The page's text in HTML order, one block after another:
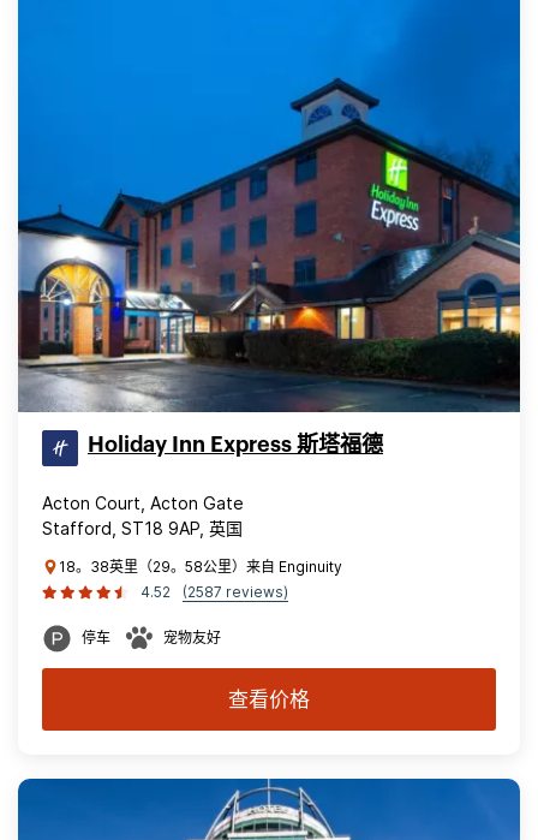
Holiday Inn Express 斯塔福德
Acton Court, Acton Gate
Stafford, ST18 9AP, 英国
18。38英里（29。58公里）来自 Enginuity
4.52
(2587 reviews)
停车 宠物友好
查看价格